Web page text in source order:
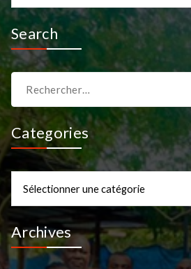
Search
pour :
Categories
Archives